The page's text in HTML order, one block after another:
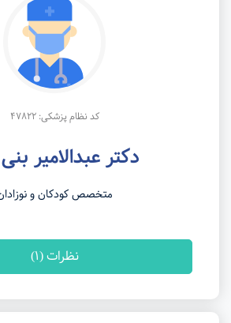
کد نظام پزشکی: 47822
دکتر عبدالامیر
متخصص کودکان و
نظرات (1)